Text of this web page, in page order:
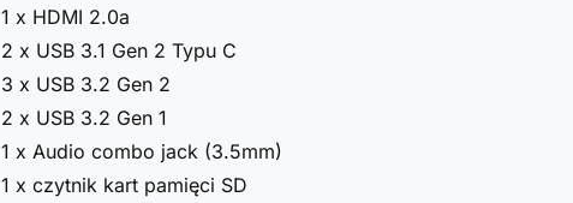
1 x HDMI 2.0a
2 x USB 3.1 Gen 2 Typu C
3 x USB 3.2 Gen 2
2 x USB 3.2 Gen 1
1 x Audio combo jack (3.5mm)
1 x czytnik kart pamięci SD